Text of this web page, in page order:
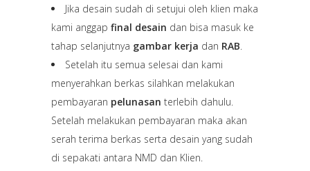
Jika desain sudah di setujui oleh klien maka
kami anggap final desain dan bisa masuk ke
tahap selanjutnya gambar kerja dan RAB.
Setelah itu semua selesai dan kami
menyerahkan berkas silahkan melakukan
pembayaran pelunasan terlebih dahulu.
Setelah melakukan pembayaran maka akan
serah terima berkas serta desain yang sudah
di sepakati antara NMD dan Klien.